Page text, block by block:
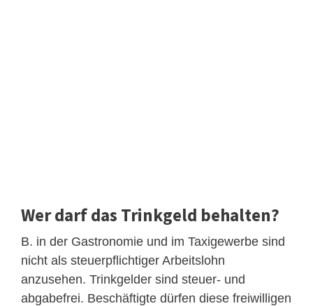
Wer darf das Trinkgeld behalten?
B. in der Gastronomie und im Taxigewerbe sind
nicht als steuerpflichtiger Arbeitslohn
anzusehen. Trinkgelder sind steuer- und
abgabefrei. Beschäftigte dürfen diese freiwilligen